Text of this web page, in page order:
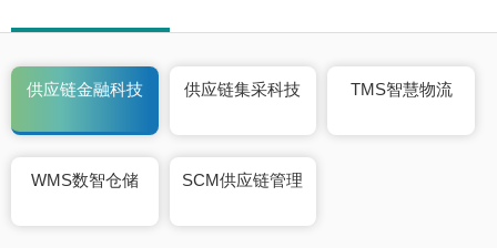
供应链金融科技 供应链集采科技 TMS智慧物流
WMS数智仓储 SCM供应链管理